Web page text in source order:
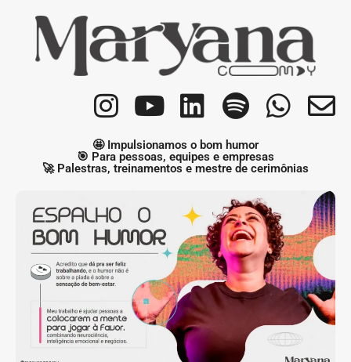
🤩 Impulsionamos o bom humor​
🎯 Para pessoas, equipes e empresas​
🚀 Palestras, treinamentos e mestre de cerimônias​